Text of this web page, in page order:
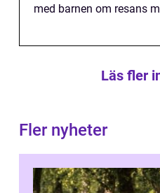
med barnen om resans
Läs fler
Fler nyheter